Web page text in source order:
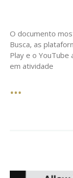
O documento
Busca, as
Play e o YouTube
em atividade